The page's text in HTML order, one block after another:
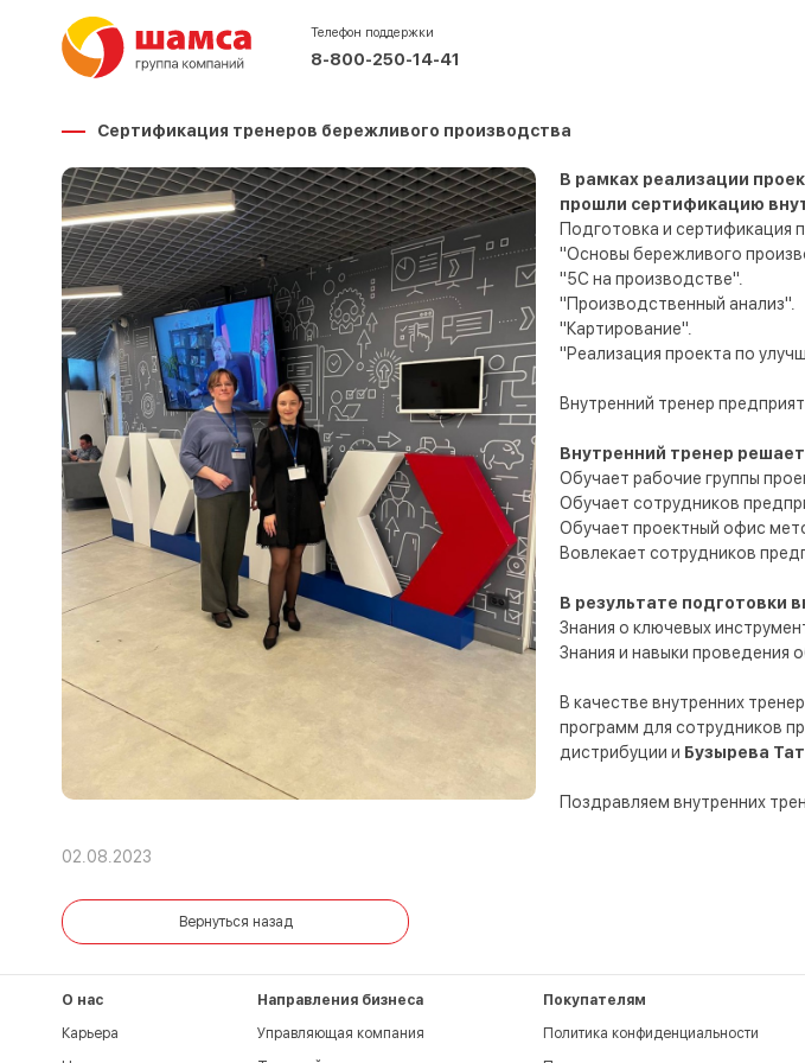
Телефон поддержки
8-800-250-14-41
Сертификация тренеров бережливого производства
В рамках реализации
прошли сертификацию
Подготовка и сертификация
"Основы бережливого
"5С на производстве".
"Производственный анализ".
"Картирование".
"Реализация проекта по
Внутренний тренер
Внутренний тренер
Обучает рабочие группы
Обучает сотрудников
Обучает проектный офис
Вовлекает сотрудников
В результате подготовки
Знания о ключевых
Знания и навыки проведения
В качестве внутренних
программ для сотрудников
дистрибуции и Бузырева
Поздравляем внутренних
02.08.2023
Вернуться назад
О нас
Карьера
Направления бизнеса
Управляющая компания
Покупателям
Политика конфиденциальности